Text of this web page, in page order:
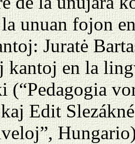
unuan fojon
Juratė
kantoj en la
(“Pedagogia
Edit